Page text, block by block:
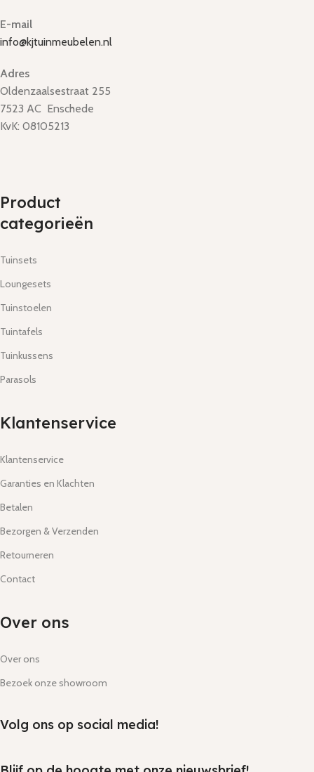
E-mail
info@kjtuinmeubelen.nl
Adres
Oldenzaalsestraat 255
7523 AC Enschede
KvK: 08105213
Product
categorieën
Tuinsets
Loungesets
Tuinstoelen
Tuintafels
Tuinkussens
Parasols
Klantenservice
Klantenservice
Garanties en Klachten
Betalen
Bezorgen & Verzenden
Retourneren
Contact
Over ons
Over ons
Bezoek onze showroom
Volg ons op social media!